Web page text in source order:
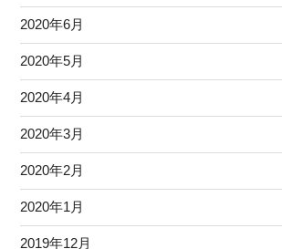
2020年6月
2020年5月
2020年4月
2020年3月
2020年2月
2020年1月
2019年12月